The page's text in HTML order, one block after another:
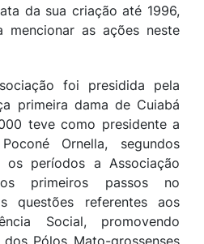
da sua criação até 1996,
as ações neste
foi presidida pela
primeira dama de Cuiabá
teve como presidente a
Ornella, segundos
os períodos a Associação
primeiros passos no
questões referentes aos
Social, promovendo
Pólos Mato-grossenses